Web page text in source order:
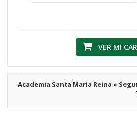
VER MI
Academia Santa María Reina »